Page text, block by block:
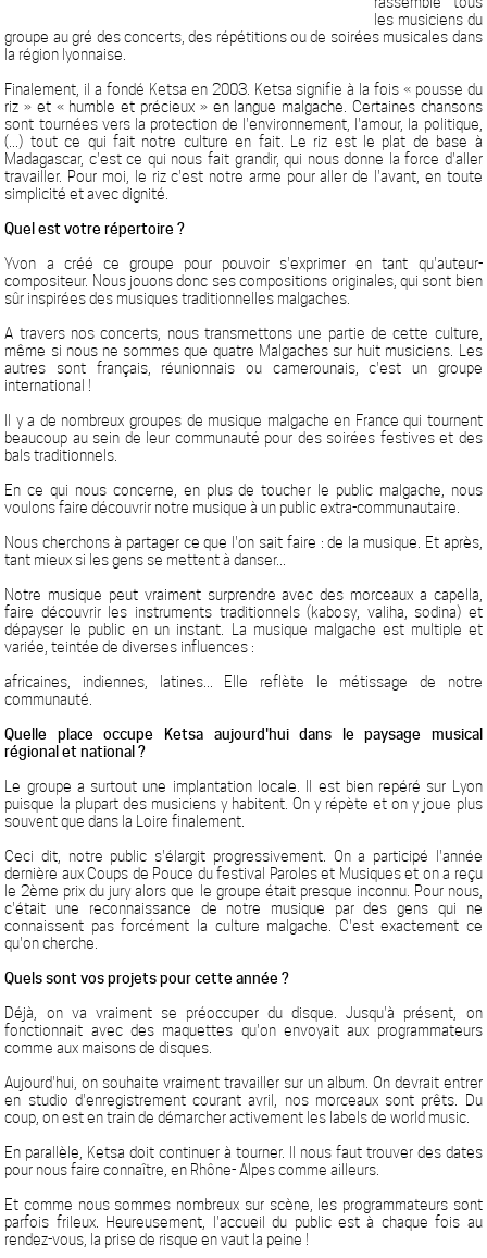
les musiciens du
groupe au gré des concerts, des répétitions ou de soirées musicales dans
la région lyonnaise.
Finalement, il a fondé Ketsa en 2003. Ketsa signifie à la fois « pousse du
riz » et « humble et précieux » en langue malgache. Certaines chansons
sont tournées vers la protection de l'environnement, l'amour, la politique,
(...) tout ce qui fait notre culture en fait. Le riz est le plat de base à
Madagascar, c'est ce qui nous fait grandir, qui nous donne la force d'aller
travailler. Pour moi, le riz c'est notre arme pour aller de l'avant, en toute
simplicité et avec dignité.
Quel est votre répertoire ?
Yvon a créé ce groupe pour pouvoir s'exprimer en tant qu'auteur-
compositeur. Nous jouons donc ses compositions originales, qui sont bien
sûr inspirées des musiques traditionnelles malgaches.
A travers nos concerts, nous transmettons une partie de cette culture,
même si nous ne sommes que quatre Malgaches sur huit musiciens. Les
autres sont français, réunionnais ou camerounais, c'est un groupe
international !
Il y a de nombreux groupes de musique malgache en France qui tournent
beaucoup au sein de leur communauté pour des soirées festives et des
bals traditionnels.
En ce qui nous concerne, en plus de toucher le public malgache, nous
voulons faire découvrir notre musique à un public extra-communautaire.
Nous cherchons à partager ce que l'on sait faire : de la musique. Et après,
tant mieux si les gens se mettent à danser...
Notre musique peut vraiment surprendre avec des morceaux a capella,
faire découvrir les instruments traditionnels (kabosy, valiha, sodina) et
dépayser le public en un instant. La musique malgache est multiple et
variée, teintée de diverses influences :
africaines, indiennes, latines... Elle reflète le métissage de notre
communauté.
Quelle place occupe Ketsa aujourd'hui dans le paysage musical
régional et national ?
Le groupe a surtout une implantation locale. Il est bien repéré sur Lyon
puisque la plupart des musiciens y habitent. On y répète et on y joue plus
souvent que dans la Loire finalement.
Ceci dit, notre public s'élargit progressivement. On a participé l'année
dernière aux Coups de Pouce du festival Paroles et Musiques et on a reçu
le 2ème prix du jury alors que le groupe était presque inconnu. Pour nous,
c'était une reconnaissance de notre musique par des gens qui ne
connaissent pas forcément la culture malgache. C'est exactement ce
qu'on cherche.
Quels sont vos projets pour cette année ?
Déjà, on va vraiment se préoccuper du disque. Jusqu'à présent, on
fonctionnait avec des maquettes qu'on envoyait aux programmateurs
comme aux maisons de disques.
Aujourd'hui, on souhaite vraiment travailler sur un album. On devrait entrer
en studio d'enregistrement courant avril, nos morceaux sont prêts. Du
coup, on est en train de démarcher activement les labels de world music.
En parallèle, Ketsa doit continuer à tourner. Il nous faut trouver des dates
pour nous faire connaître, en Rhône- Alpes comme ailleurs.
Et comme nous sommes nombreux sur scène, les programmateurs sont
parfois frileux. Heureusement, l'accueil du public est à chaque fois au
rendez-vous, la prise de risque en vaut la peine !